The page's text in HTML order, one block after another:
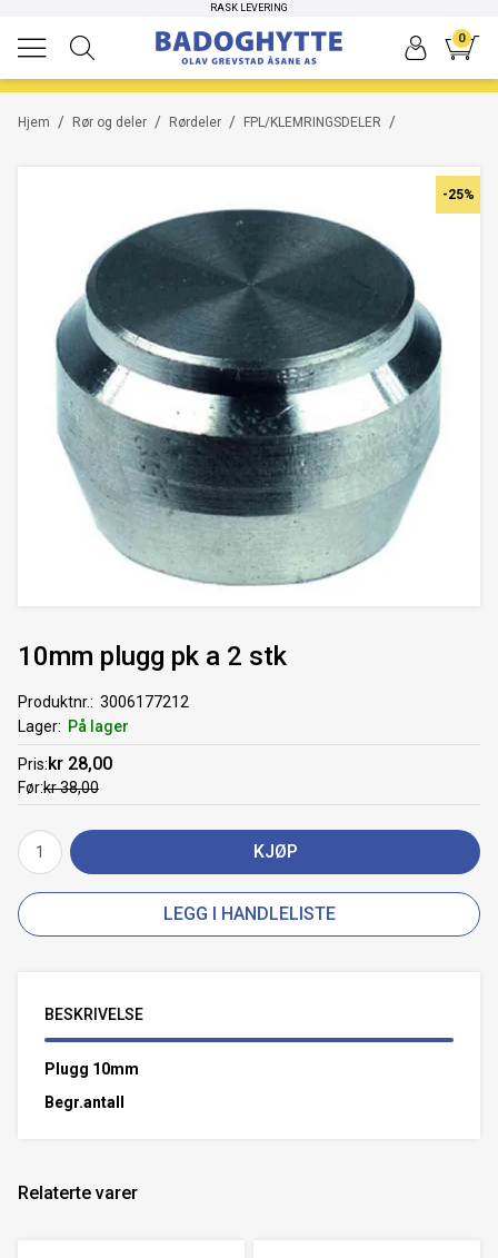
RASK LEVERING
HØYKVALITETS PRODUKTER
0
/
Hjem /
Rør og deler /
Rørdeler /
FPL/KLEMRINGSDELER
-25%
10mm plugg pk a 2 stk
Produktnr.
3006177212
Lager
På lager
Pris kr 28,00
Førkr 38,00
KJØP
LEGG I HANDLELISTE
BESKRIVELSE
Plugg 10mm
Begr.antall
Relaterte varer
-45%